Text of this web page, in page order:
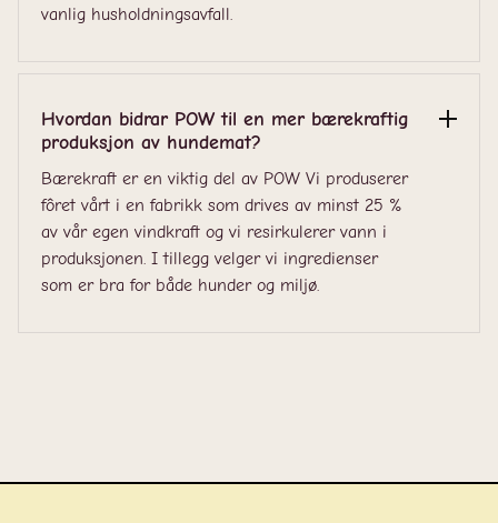
vanlig husholdningsavfall.
Hvordan bidrar POW til en mer bærekraftig
produksjon av hundemat?
Bærekraft er en viktig del av POW Vi produserer
fôret vårt i en fabrikk som drives av minst 25 %
av vår egen vindkraft og vi resirkulerer vann i
produksjonen. I tillegg velger vi ingredienser
som er bra for både hunder og miljø.